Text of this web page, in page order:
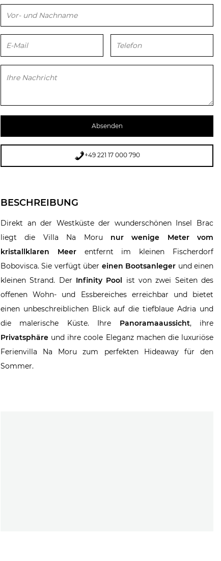
+49 221 17 000 790
BESCHREIBUNG
Direkt an der Westküste der wunderschönen Insel Brac
liegt die Villa Na Moru nur wenige Meter vom
kristallklaren Meerentfernt im kleinen Fischerdorf
Bobovisca. Sie verfügt über einen Bootsanleger und einen
kleinen Strand. Der Infinity Pool ist von zwei Seiten des
offenen Wohn- und Essbereiches erreichbar und bietet
einen unbeschreiblichen Blick auf die tiefblaue Adria und
die malerische Küste. Ihre Panoramaaussicht, ihre
Privatsphäre und ihre coole Eleganz machen die luxuriöse
Ferienvilla Na Moru zum perfekten Hideaway für den
Sommer.